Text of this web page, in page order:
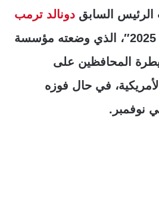
السابق دونالد ترمب
الابتعاد عن “مشروع 2025″، الذي وضعته مؤسسة
المحافظين على
في حال فوزه
نوفمبر.